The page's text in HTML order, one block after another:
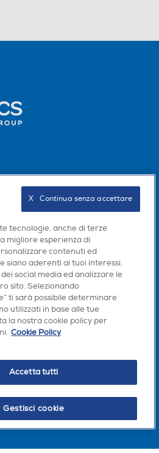
tecnologie, anche di terze
migliore esperienza di
contenuti ed
siano aderenti ai tuoi interessi,
social media ed analizzare le
sito. Selezionando
ti sarà possibile determinare
utilizzati in base alle tue
la nostra cookie policy per
Cookie Policy
Accetta tutti
Gestisci cookie
X   Continua senza accettare